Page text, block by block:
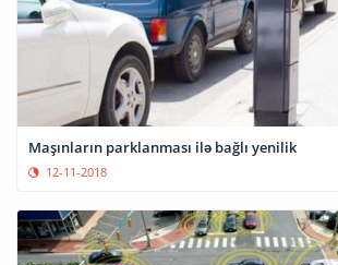
Maşınların parklanması ilə bağlı yenilik
12-11-2018